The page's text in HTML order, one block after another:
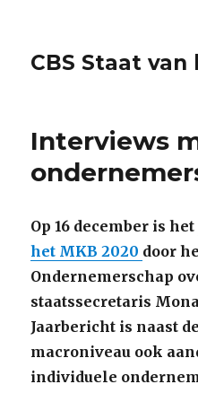
CBS Staat van
Interviews
Op 16 december is het
het MKB 2020 door
Ondernemerschap
staatssecretaris
Jaarbericht is naast
macroniveau ook
individuele